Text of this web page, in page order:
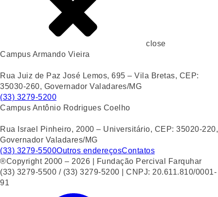
close
Campus Armando Vieira
Rua Juiz de Paz José Lemos, 695 – Vila Bretas, CEP:
35030-260, Governador Valadares/MG
(33) 3279-5200
Campus Antônio Rodrigues Coelho
Rua Israel Pinheiro, 2000 – Universitário, CEP: 35020-220,
Governador Valadares/MG
(33) 3279-5500Outros endereçosContatos
®Copyright 2000 – 2026 | Fundação Percival Farquhar
(33) 3279-5500 / (33) 3279-5200 | CNPJ: 20.611.810/0001-
91